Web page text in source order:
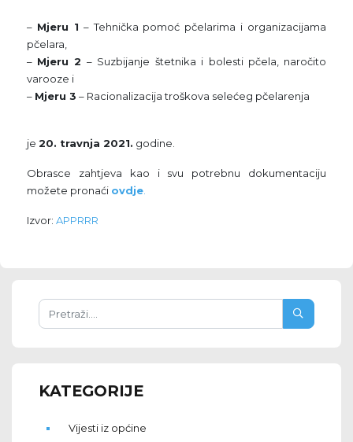
– Mjeru 1 – Tehnička pomoć pčelarima i organizacijama
pčelara,
– Mjeru 2 – Suzbijanje štetnika i bolesti pčela, naročito
varooze i
– Mjeru 3 – Racionalizacija troškova selećeg pčelarenja
je 20. travnja 2021. godine.
Obrasce zahtjeva kao i svu potrebnu dokumentaciju
možete pronaći ovdje.
Izvor: APPRRR
KATEGORIJE
Vijesti iz općine